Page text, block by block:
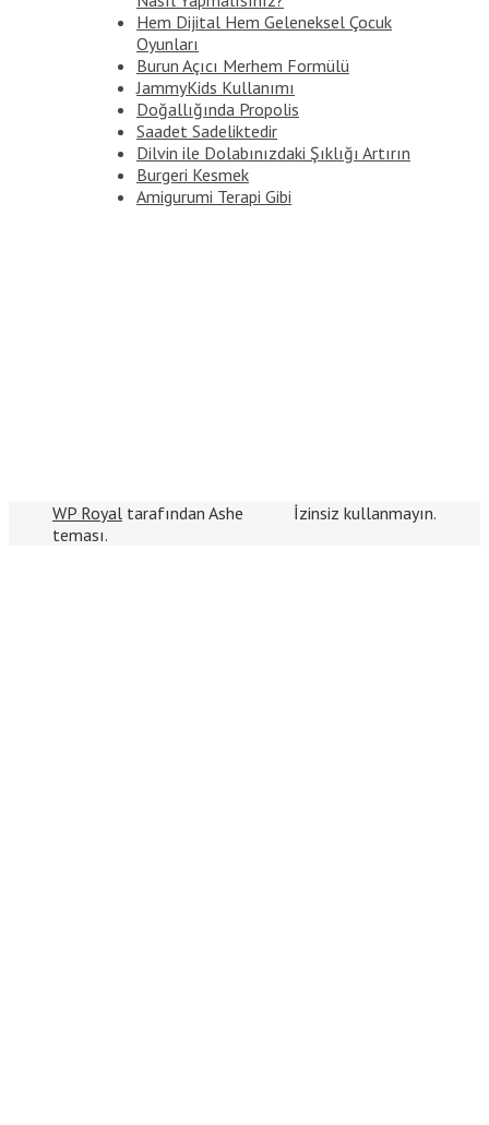
Hem Dijital Hem Geleneksel Çocuk
Oyunları
Burun Açıcı Merhem Formülü
JammyKids Kullanımı
Doğallığında Propolis
Saadet Sadeliktedir
Dilvin ile Dolabınızdaki Şıklığı Artırın
Burgeri Kesmek
Amigurumi Terapi Gibi
İzinsiz kullanmayın.
WP Royal tarafından Ashe
teması.